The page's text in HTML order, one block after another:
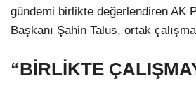
gündemi birlikte değerlendiren AK
Başkanı Şahin Talus, ortak
“BİRLİKTE